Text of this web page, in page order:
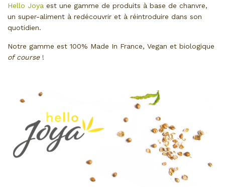
Hello Joya est une gamme de produits à base de chanvre,
un super-aliment à redécouvrir et à réintroduire dans son
quotidien.
Notre gamme est 100% Made In France, Vegan et biologique
of course!